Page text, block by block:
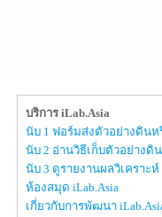
บริการ iLab.Asia
นับ 1 ฟอร์มส่งตัวอย่างดินห
นับ 2 อ่านวิธีเก็บตัวอย่างดิน
นับ 3 ดูรายงานผลวิเคราะห์
ห้องสมุด iLab.Asia
เกี่ยวกับการพัฒนา